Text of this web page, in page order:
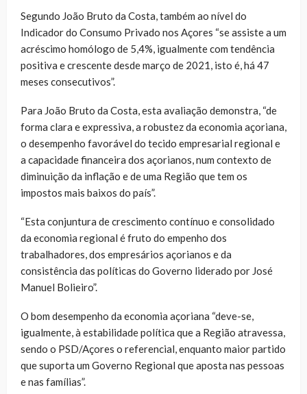
Segundo João Bruto da Costa, também ao nível do
Indicador do Consumo Privado nos Açores “se assiste a um
acréscimo homólogo de 5,4%, igualmente com tendência
positiva e crescente desde março de 2021, isto é, há 47
meses consecutivos”.
Para João Bruto da Costa, esta avaliação demonstra, “de
forma clara e expressiva, a robustez da economia açoriana,
o desempenho favorável do tecido empresarial regional e
a capacidade financeira dos açorianos, num contexto de
diminuição da inflação e de uma Região que tem os
impostos mais baixos do país”.
“Esta conjuntura de crescimento contínuo e consolidado
da economia regional é fruto do empenho dos
trabalhadores, dos empresários açorianos e da
consistência das políticas do Governo liderado por José
Manuel Bolieiro”.
O bom desempenho da economia açoriana “deve-se,
igualmente, à estabilidade política que a Região atravessa,
sendo o PSD/Açores o referencial, enquanto maior partido
que suporta um Governo Regional que aposta nas pessoas
e nas famílias”.